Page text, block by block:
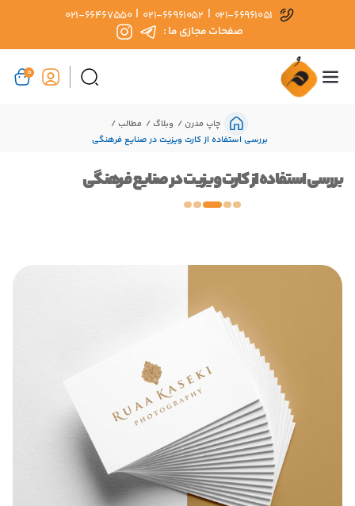
021-66961051
|
021-66961052
|
021-66467550
صفحات مجازی ما :
0
چاپ مدرن وبلاگ
مطالب
بررسی استفاده از کارت ویزیت در صنایع فرهنگی
بررسی استفاده از کارت ویزیت در صنایع فرهنگی